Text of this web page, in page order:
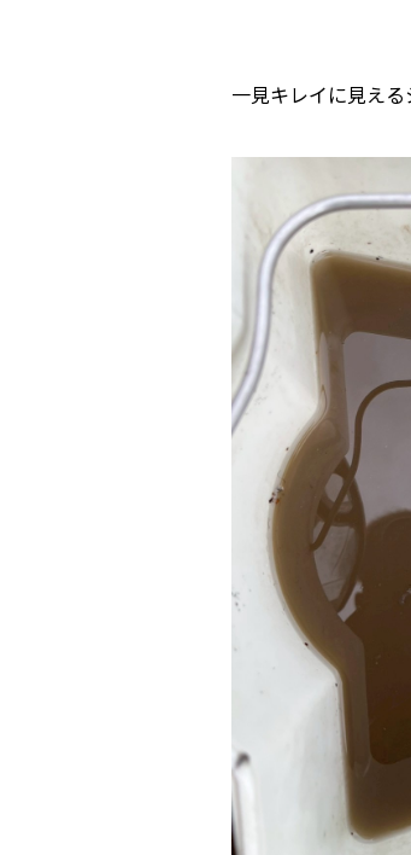
一見キレイに見える